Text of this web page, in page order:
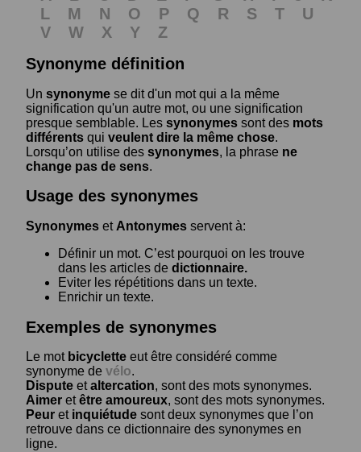
L
M N O P Q R S T
U
V
W X Y
Z
Synonyme définition
Un synonyme se dit d'un mot qui a la même
signification qu'un autre mot, ou une signification
presque semblable. Les synonymes sont des mots
différents qui veulent dire la même chose.
Lorsqu’on utilise des synonymes, la phrase ne
change pas de sens.
Usage des synonymes
Synonymes et Antonymes servent à:
Définir un mot. C’est pourquoi on les trouve
dans les articles de dictionnaire.
Eviter les répétitions dans un texte.
Enrichir un texte.
Exemples de synonymes
Le mot bicyclette eut être considéré comme
synonyme de vélo.
Dispute etaltercation, sont des mots synonymes.
Aimer etêtre amoureux, sont des mots synonymes.
Peur et inquiétude sont deux synonymes que l’on
retrouve dans ce dictionnaire des synonymes en
ligne.